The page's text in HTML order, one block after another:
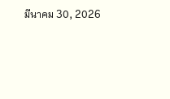
มีนาคม 30, 2026